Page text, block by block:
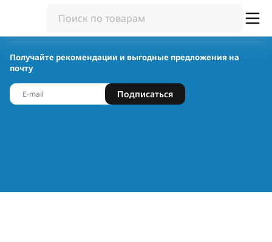
Получайте рекомендации и выгодные предложения на
почту
Подписаться